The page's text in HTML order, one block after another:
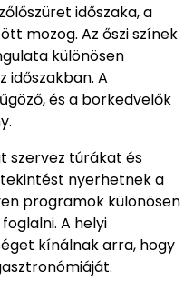
időszaka, a
mozog. Az őszi színek
különösen
időszakban. A
és a borkedvelők
szervez túrákat és
nyerhetnek a
programok különösen
A helyi
kínálnak arra, hogy